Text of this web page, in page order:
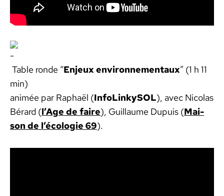
Table ronde “Enjeux envi­ron­nemen­taux” (1 h 11
min)
ani­mée par Raphaël (InfoLinkySOL), avec Nico­las
Bérard (l’Age de faire), Guil­laume Dupuis (Mai­
son de l’écologie 69).